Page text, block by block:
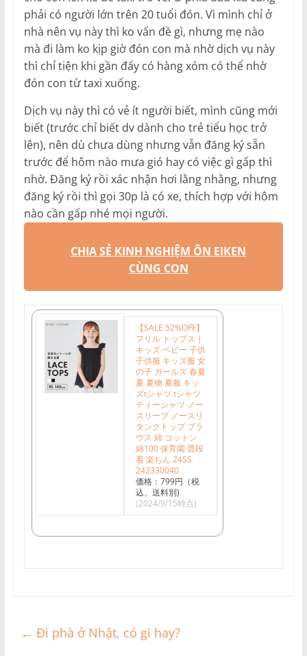
phải có người lớn trên 20 tuổi đón. Vì mình chỉ ở
nhà nên vụ này thì ko vấn đề gì, nhưng mẹ nào
mà đi làm ko kịp giờ đón con mà nhờ dịch vụ này
thì chỉ tiện khi gần đấy có hàng xóm có thể nhờ
đón con từ taxi xuống.
Dịch vụ này thì có vẻ ít người biết, mình cũng mới
biết (trước chỉ biết dv dành cho trẻ tiểu học trở
lên), nên dù chưa dùng nhưng vẫn đăng ký sẵn
trước để hôm nào mưa gió hay có việc gì gấp thì
nhờ. Đăng ký rồi xác nhận hơi lằng nhằng, nhưng
đăng ký rồi thì gọi 30p là có xe, thích hợp với hôm
nào cần gấp nhé mọi người.
CHIA SẺ KINH NGHIỆM ÔN EIKEN
CÙNG CON
【SALE 52%OFF】
フリル トップス |
キッズ ベビー 子供
子供服 キッズ服 女
の子 ガールズ 春夏
夏 夏物 夏服 キッ
ズtシャツ tシャツ
ティーシャツ ノー
スリーブ ノースリ
タンクトップ ブラ
ウス 綿 コットン
綿100 保育園 普段
着 楽ちん 24SS
242330040
価格：799円（税
込、送料別)
(2024/9/15時点)
← Đi phà ở Nhật, có gì hay?